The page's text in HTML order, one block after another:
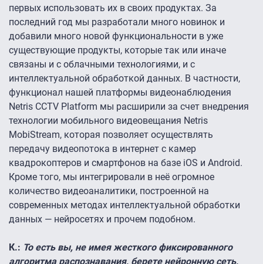
первых использовать их в своих продуктах. За
последний год мы разработали много новинок и
добавили много новой функциональности в уже
существующие продукты, которые так или иначе
связаны и с облачными технологиями, и с
интеллектуальной обработкой данных. В частности,
функционал нашей платформы видеонаблюдения
Netris ССTV Platform мы расширили за счет внедрения
технологии мобильного видеовещания Netris
MobiStream, которая позволяет осуществлять
передачу видеопотока в интернет с камер
квадрокоптеров и смартфонов на базе iOS и Android.
Кроме того, мы интегрировали в неё огромное
количество видеоаналитики, построенной на
современных методах интеллектуальной обработки
данных — нейросетях и прочем подобном.
К.: То есть вы, не имея жесткого фиксированного
алгоритма распознавания, берете нейронную сеть,